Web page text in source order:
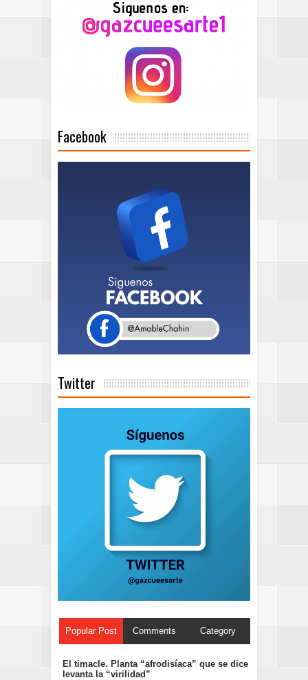
Facebook
Twitter
Popular Post Comments Category
El timacle. Planta “afrodisíaca” que se dice
levanta la “virilidad”